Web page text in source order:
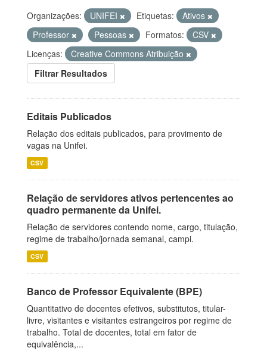
Organizações: UNIFEI Etiquetas:
Ativos
Professor
Pessoas Formatos:
CSV
Licenças:
Creative Commons Atribuição
Filtrar Resultados
Editais Publicados
Relação dos editais publicados, para provimento de
vagas na Unifei.
CSV
Relação de servidores ativos pertencentes ao
quadro permanente da Unifei.
Relação de servidores contendo nome, cargo, titulação,
regime de trabalho/jornada semanal, campi.
CSV
Banco de Professor Equivalente (BPE)
Quantitativo de docentes efetivos, substitutos, titular-
livre, visitantes e visitantes estrangeiros por regime de
trabalho. Total de docentes, total em fator de
equivalência,...